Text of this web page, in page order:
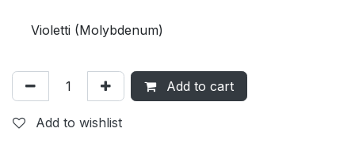
Violetti (Molybdenum)
Add to cart
Add to wishlist